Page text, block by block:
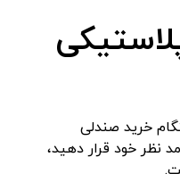
خرید صندلی
نظر خود قرار دهید،